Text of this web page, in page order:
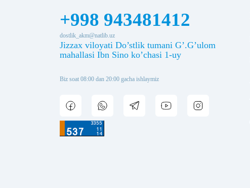
+998 943481412
dostlik_akm@natlib.uz
Jizzax viloyati Do’stlik tumani G’.G’ulom
mahallasi Ibn Sino ko’chasi 1-uy
Biz soat 08:00 dan 20:00 gacha ishlaymiz